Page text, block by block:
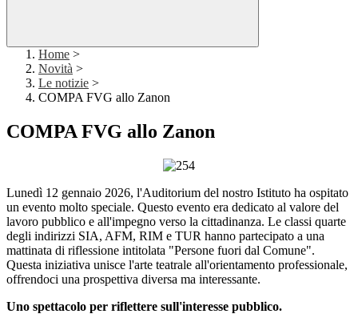
Home >
Novità >
Le notizie >
COMPA FVG allo Zanon
COMPA FVG allo Zanon
Lunedì 12 gennaio 2026, l'Auditorium del nostro Istituto ha ospitato
un evento molto speciale. Questo evento era dedicato al valore del
lavoro pubblico e all'impegno verso la cittadinanza. Le classi quarte
degli indirizzi SIA, AFM, RIM e TUR hanno partecipato a una
mattinata di riflessione intitolata "Persone fuori dal Comune".
Questa iniziativa unisce l'arte teatrale all'orientamento professionale,
offrendoci una prospettiva diversa ma interessante.
Uno spettacolo per riflettere sull'interesse pubblico.